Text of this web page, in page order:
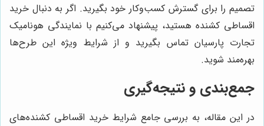
تصمیم را برای گسترش کسب‌وکار خود بگیرید. اگر به دنبال خرید
اقساطی کشنده هستید، پیشنهاد می‌کنیم با نمایندگی هونامیک
تجارت پارسیان تماس بگیرید و از شرایط ویژه این طرح‌ها
بهره‌مند شوید.
جمع‌بندی و نتیجه‌گیری
در این مقاله، به بررسی جامع شرایط خرید اقساطی کشنده‌های